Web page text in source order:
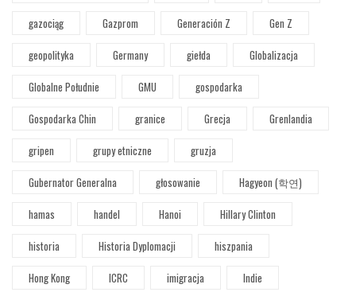
gazociąg
Gazprom Generación Z
Gen Z
geopolityka
Germany giełda
Globalizacja
Globalne Południe
GMU
gospodarka
Gospodarka Chin
granice Grecja
Grenlandia
gripen
grupy etniczne
gruzja
Gubernator Generalna
głosowanie
Hagyeon (학연)
hamas
handel Hanoi
Hillary Clinton
historia
Historia Dyplomacji
hiszpania
Hong Kong
ICRC imigracja
Indie